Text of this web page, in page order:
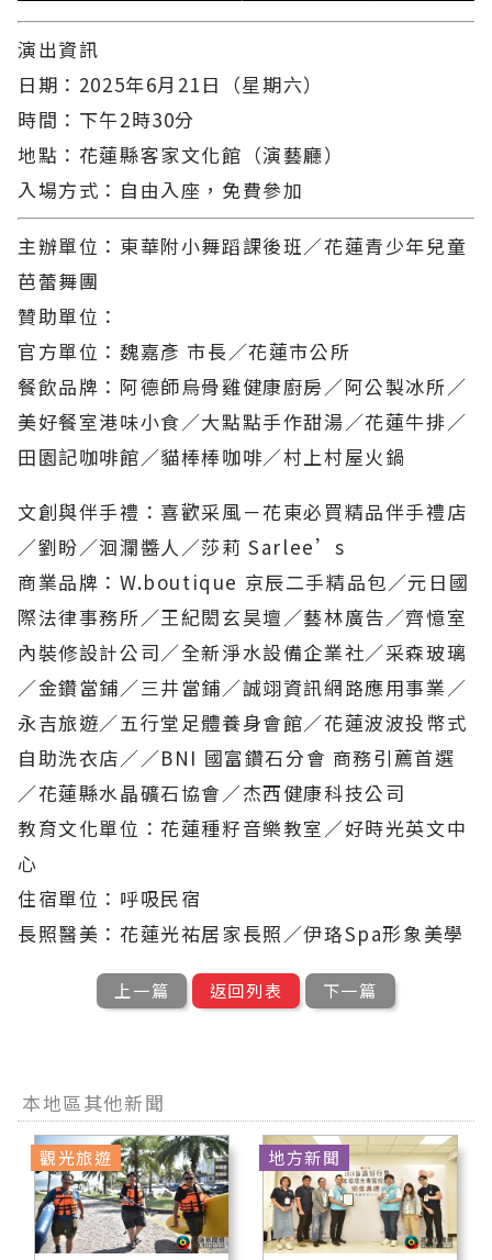
演出資訊
日期：2025年6月21日（星期六）
時間：下午2時30分
地點：花蓮縣客家文化館（演藝廳）
入場方式：自由入座，免費參加
主辦單位：東華附小舞蹈課後班／花蓮青少年兒童
芭蕾舞團
贊助單位：
官方單位：魏嘉彥 市長／花蓮市公所
餐飲品牌：阿德師烏骨雞健康廚房／阿公製冰所／
美好餐室港味小食／大點點手作甜湯／花蓮牛排／
田園記咖啡館／貓棒棒咖啡／村上村屋火鍋
文創與伴手禮：喜歡采風－花東必買精品伴手禮店
／劉盼／洄瀾醬人／莎莉 Sarlee’s
商業品牌：W.boutique 京辰二手精品包／元日國
際法律事務所／王紀閎玄昊壇／藝林廣告／齊憶室
內裝修設計公司／全新淨水設備企業社／采森玻璃
／金鑽當鋪／三井當鋪／誠翊資訊網路應用事業／
永吉旅遊／五行堂足體養身會館／花蓮波波投幣式
自助洗衣店／／BNI 國富鑽石分會 商務引薦首選
／花蓮縣水晶礦石協會／杰西健康科技公司
教育文化單位：花蓮種籽音樂教室／好時光英文中
心
住宿單位：呼吸民宿
長照醫美：花蓮光祐居家長照／伊珞Spa形象美學
上一篇 返回列表 下一篇
本地區其他新聞
觀光旅遊 地方新聞